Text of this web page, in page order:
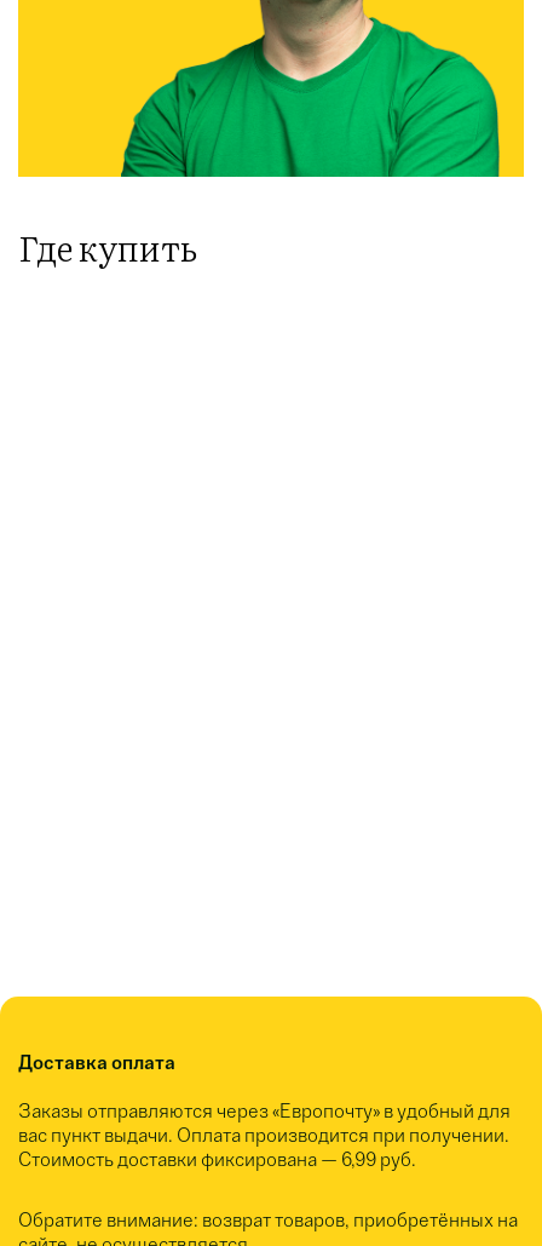
Где купить
Доставка оплата
Заказы отправляются через «Европочту» в удобный для
вас пункт выдачи. Оплата производится при получении.
Стоимость доставки фиксирована — 6,99 руб.
Обратите внимание: возврат товаров, приобретённых на